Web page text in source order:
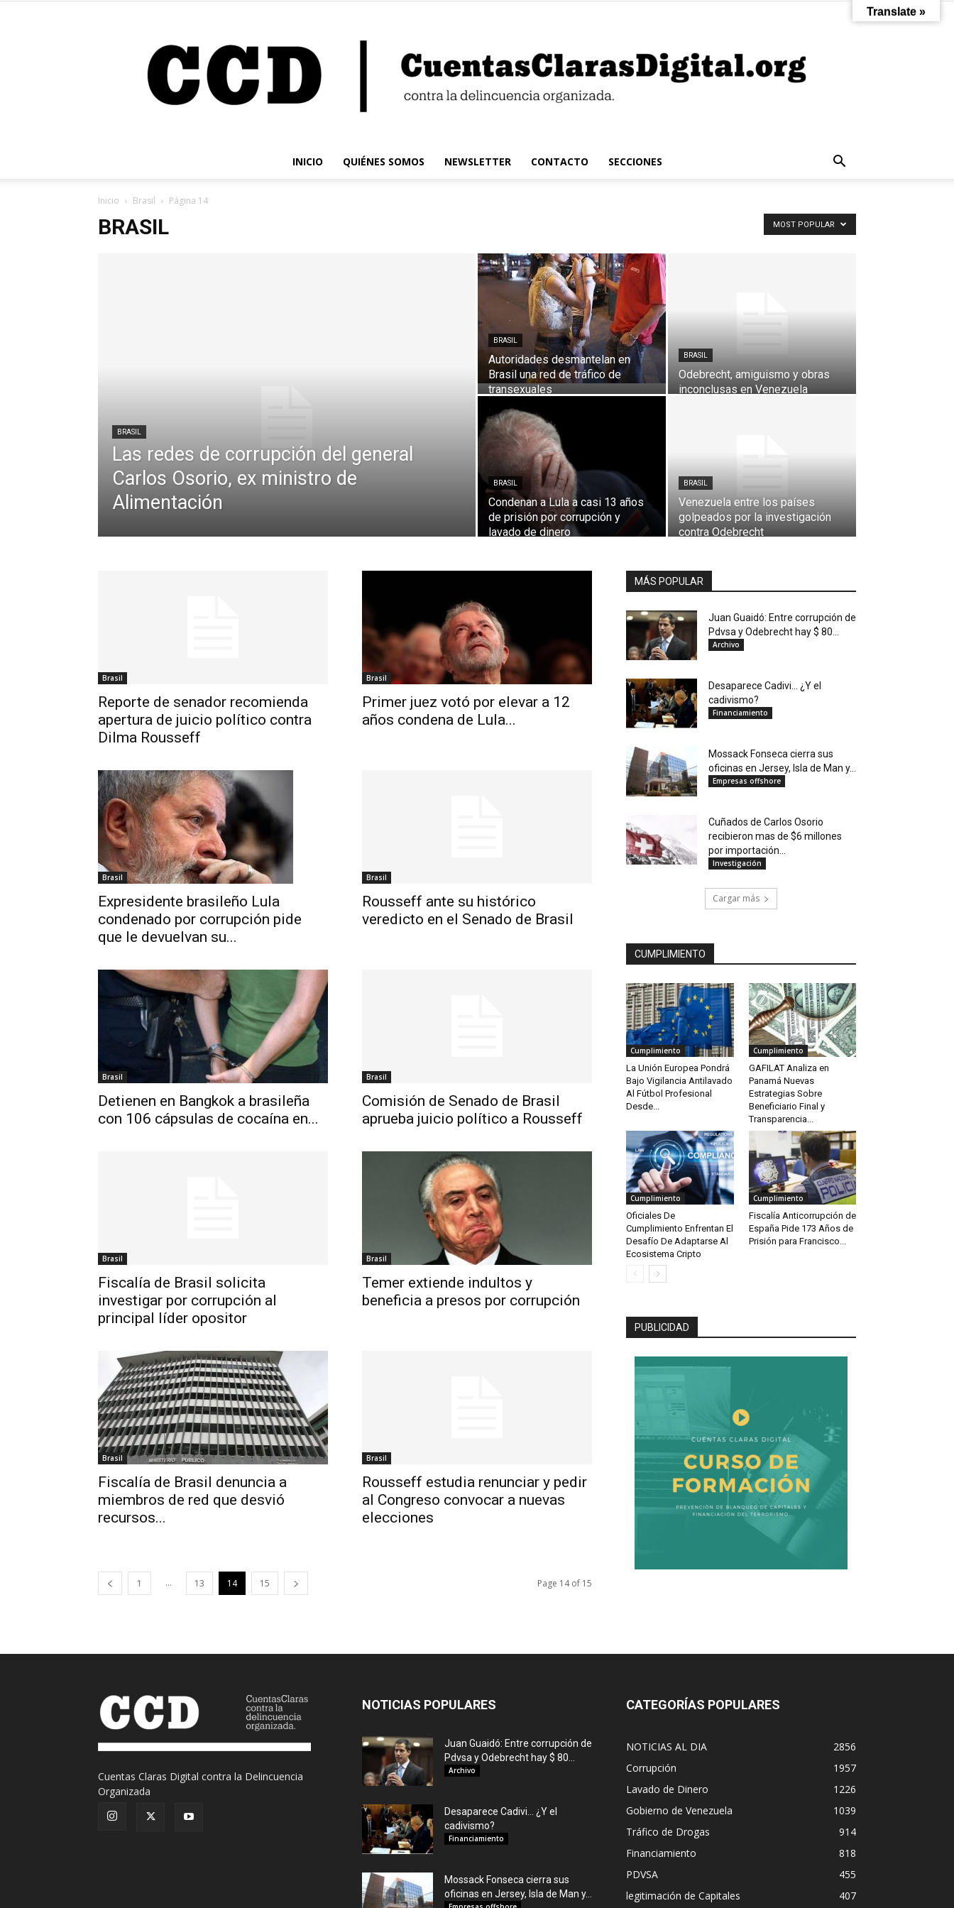
Claras
Digital
INICIO QUIÉNES SOMOS NEWSLETTER CONTACTO SECCIONES
Inicio Brasil Página 14
BRASIL MOST POPULAR
BRASIL
Las redes de corrupción del general
Carlos Osorio, ex ministro de
Alimentación
BRASIL
Autoridades desmantelan en
Brasil una red de tráfico de
transexuales
BRASIL
Odebrecht, amiguismo y obras
inconclusas en Venezuela
BRASIL
Condenan a Lula a casi 13 años
de prisión por corrupción y
lavado de dinero
BRASIL
Venezuela entre los países
golpeados por la investigación
contra Odebrecht
Brasil
Reporte de senador recomienda
apertura de juicio político contra
Dilma Rousseff
Brasil
Primer juez votó por elevar a 12
años condena de Lula...
Brasil
Expresidente brasileño Lula
condenado por corrupción pide
que le devuelvan su...
Brasil
Rousseff ante su histórico
veredicto en el Senado de Brasil
Brasil
Detienen en Bangkok a brasileña
con 106 cápsulas de cocaína en...
Brasil
Comisión de Senado de Brasil
aprueba juicio político a Rousseff
Brasil
Fiscalía de Brasil solicita
investigar por corrupción al
principal líder opositor
Brasil
Temer extiende indultos y
beneficia a presos por corrupción
Brasil
Fiscalía de Brasil denuncia a
miembros de red que desvió
recursos...
Brasil
Rousseff estudia renunciar y pedir
al Congreso convocar a nuevas
elecciones
1 ... 13 14 15 Page 14 of 15
MÁS POPULAR
Juan Guaidó: Entre corrupción de
Pdvsa y Odebrecht hay $ 80...
Archivo
Desaparece Cadivi… ¿Y el
cadivismo?
Financiamiento
Mossack Fonseca cierra sus
oficinas en Jersey, Isla de Man y...
Empresas offshore
Cuñados de Carlos Osorio
recibieron mas de $6 millones
por importación...
Investigación
Cargar más
CUMPLIMIENTO
Cumplimiento
La Unión Europea Pondrá
Bajo Vigilancia Antilavado
Al Fútbol Profesional
Desde...
Cumplimiento
GAFILAT Analiza en
Panamá Nuevas
Estrategias Sobre
Beneficiario Final y
Transparencia...
Cumplimiento
Oficiales De
Cumplimiento Enfrentan El
Desafío De Adaptarse Al
Ecosistema Cripto
Cumplimiento
Fiscalía Anticorrupción de
España Pide 173 Años de
Prisión para Francisco...
PUBLICIDAD
Cuentas Claras Digital contra la Delincuencia
Organizada
NOTICIAS POPULARES
Juan Guaidó: Entre corrupción de
Pdvsa y Odebrecht hay $ 80...
Archivo
Desaparece Cadivi… ¿Y el
cadivismo?
Financiamiento
Mossack Fonseca cierra sus
oficinas en Jersey, Isla de Man y...
CATEGORÍAS POPULARES
NOTICIAS AL DIA
2856
Corrupción
1957
Lavado de Dinero
1226
Gobierno de Venezuela
1039
Tráfico de Drogas
914
Financiamiento
818
PDVSA
455
legitimación de Capitales
407
Translate »